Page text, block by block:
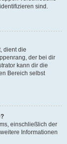
sind.
dient die
der bei dir
kann dir die
Bereich selbst
einschließlich der
Informationen